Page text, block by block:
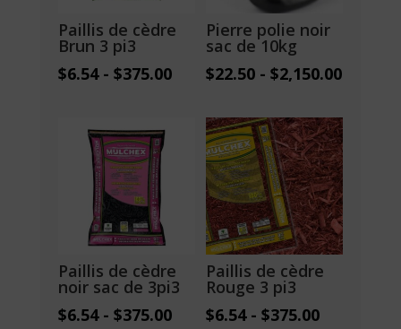
Paillis de cèdre
Brun 3 pi3
$6.54- $375.00
Pierre polie noir
sac de 10kg
$22.50 -$2,150.00
Paillis de cèdre
noir sac de 3pi3
$6.54- $375.00
Paillis de cèdre
Rouge 3 pi3
$6.54-$375.00